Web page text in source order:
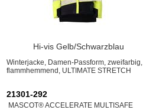
Hi-vis Gelb/Schwarzblau
Winterjacke, Damen-Passform, zweifarbig,
flammhemmend, ULTIMATE STRETCH
21301-292
MASCOT® ACCELERATE MULTISAFE